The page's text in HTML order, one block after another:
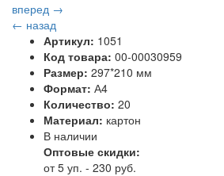
вперед →
← назад
Артикул: 1051
Код товара: 00-00030959
Размер: 297*210 мм
Формат: А4
Количество: 20
Материал: картон
В наличии
Оптовые скидки:
от 5 уп. - 230 руб.